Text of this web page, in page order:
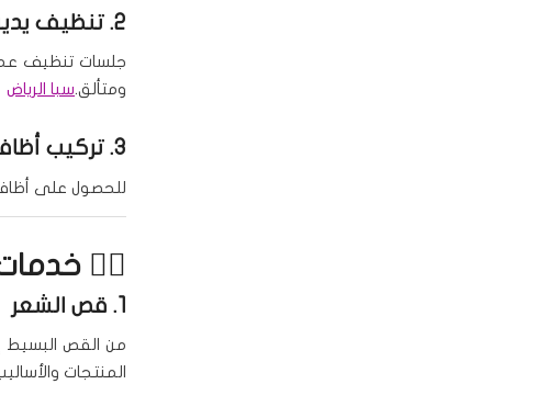
2. تنظيف
جلسات تنظيف
ومتألق.سبا الرياض
3. تركيب
للحصول على
💇‍♀️
1. قص الشعر
من القص البسيط
المنتجات